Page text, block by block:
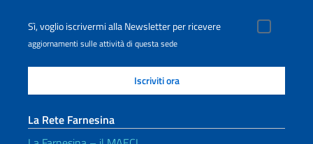
Sì, voglio iscrivermi alla Newsletter per ricevere
aggiornamenti sulle attività di questa sede
La Rete Farnesina